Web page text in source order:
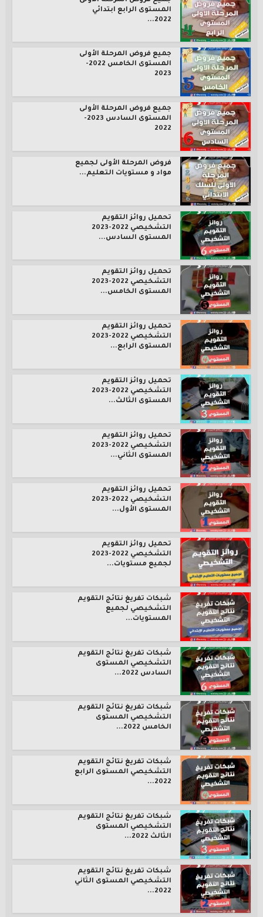
المستوى الرابع ابتدائي
2022...
جميع فروض المرحلة الأولى
المستوى الخامس 2022-
2023
جميع فروض المرحلة الأولى
المستوى السادس 2023-
2022
فروض المرحلة الأولى لجميع
مواد و مستويات التعليم...
تحميل روائز التقويم
التشخيصي 2022-2023
المستوى السادس...
تحميل روائز التقويم
التشخيصي 2022-2023
المستوى الخامس...
تحميل روائز التقويم
التشخيصي 2022-2023
المستوى الرابع...
تحميل روائز التقويم
التشخيصي 2022-2023
المستوى الثالث...
تحميل روائز التقويم
التشخيصي 2022-2023
المستوى الثاني...
تحميل روائز التقويم
التشخيصي 2022-2023
المستوى الأول...
تحميل روائز التقويم
التشخيصي 2022-2023
لجميع مستويات...
شبكات تفريغ نتائج التقويم
التشخيصي لجميع
المستويات...
شبكات تفريغ نتائج التقويم
التشخيصي المستوى
السادس 2022...
شبكات تفريغ نتائج التقويم
التشخيصي المستوى
الخامس 2022...
شبكات تفريغ نتائج التقويم
التشخيصي المستوى الرابع
2022...
شبكات تفريغ نتائج التقويم
التشخيصي المستوى
الثالث 2022...
شبكات تفريغ نتائج التقويم
التشخيصي المستوى الثاني
2022...